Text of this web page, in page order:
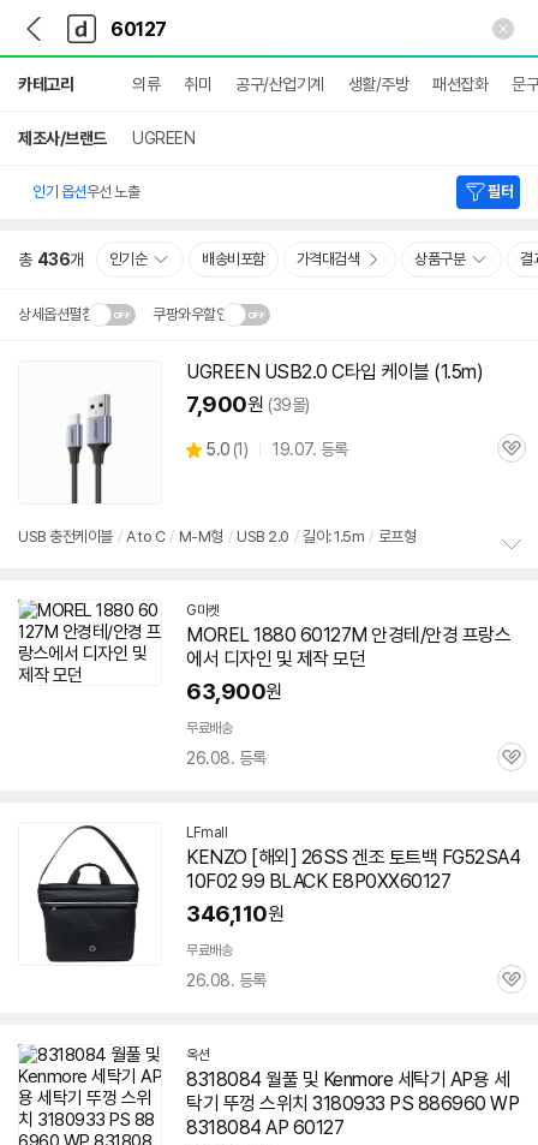
다
나
와
가
기
다
와
메
인
카테고리 의류 취미 공구/산업기계 생활/주방 패션잡화 문
제조사/브랜드 UGREEN
인기 옵션우선 노출 필터
총 436개 인기순 배송비포함 가격대검색 상품구분 결
상세옵션펼침 쿠팡와우할인
배송·설치비가 달라집니다.
기
UGREEN USB2.0 C타입 케이블 (1.5m)
7,900원 (39몰)
별
5.0 (상
뷰
1) 19.07. 등록
관
USB 충전케이블 / A to C / M-M형 / USB 2.0 / 길이: 1.5m / 로프형
G마켓
MOREL 1880 60127M 안경테/안경 프랑스
에서 디자인 및 제작 모던
63,900원
무료배송
26.08. 등록
관
LFmall
KENZO [해외] 26SS 겐조 토트백 FG52SA4
10F02 99 BLACK E8P0XX60127
346,110원
무료배송
26.08. 등록
관
옥션
8318084 월풀 및 Kenmore 세탁기 AP용 세
탁기 뚜껑 스위치 3180933 PS 886960 WP
8318084 AP 60127